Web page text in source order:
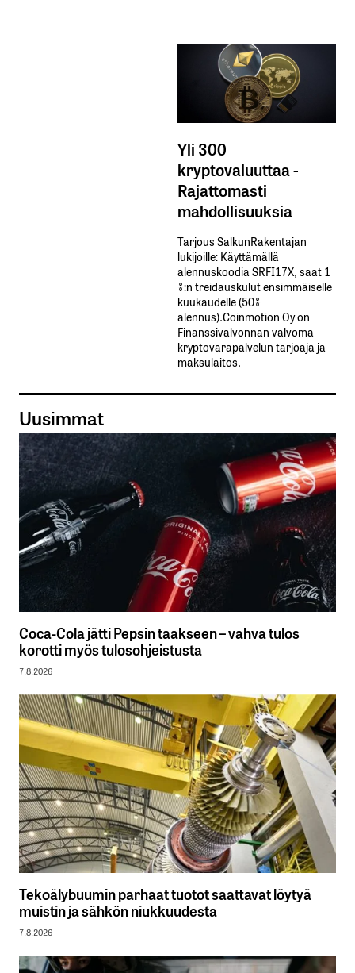
Yli 300
kryptovaluuttaa -
Rajattomasti
mahdollisuuksia
Tarjous SalkunRakentajan
lukijoille: Käyttämällä​ ​
alennuskoodia​ ​SRFI17X,​ ​saat​ ​1
%:n treidauskulut​ ​ensimmäiselle​ ​
kuukaudelle​ ​(50%​ ​
alennus).Coinmotion Oy on
Finanssivalvonnan valvoma
kryptovarapalvelun tarjoaja ja
maksulaitos.
Uusimmat
Coca-Cola jätti Pepsin taakseen – vahva tulos
korotti myös tulosohjeistusta
7.8.2026
Tekoälybuumin parhaat tuotot saattavat löytyä
muistin ja sähkön niukkuudesta
7.8.2026